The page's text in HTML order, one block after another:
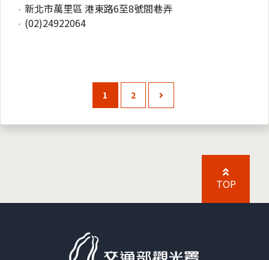
新北市萬里區 港東路6至8號間巷弄
(02)24922064
1 2
TOP